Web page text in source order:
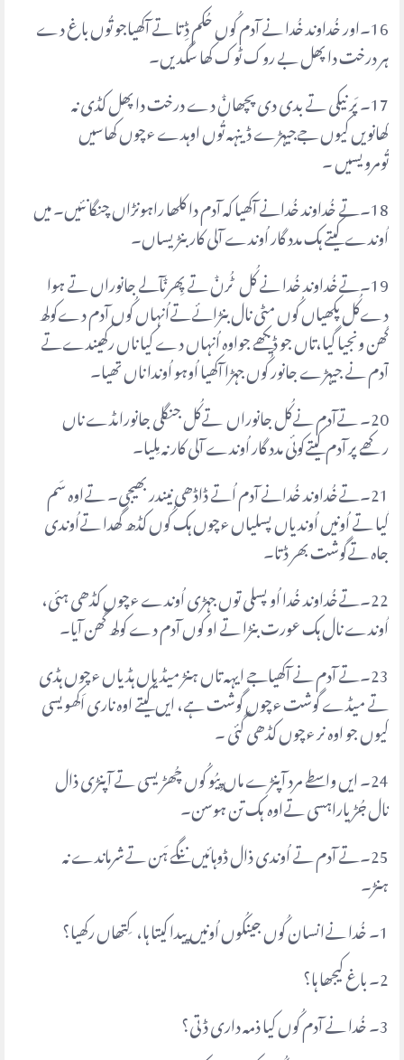
16۔اور خُداوند خُدا نے آدم کُوں حُکم ڈِتا تے آکھیاجو تُوں باغ دے
ہر درخت دا پھل بے روک ٹوک کھا سگدیں۔
17۔ پَر نیکی تے بدی دی پچھاݨ دے درخت دا پھل کڈی نہ
کھانویں کیوں جےجیہڑے ڈینہہ تُوں اوہدے ءچوں کھاسیں
تُومرویسیں ۔
18۔تے خُداوند خُدانے آکھیا کہ آدم دا کلھا راہونڑاں چنگا نئیں۔ میں
اُوندے کیتے ہک مدد گار اُوندے آلی کاربنڑیساں۔
19۔تےخُداوند خُدا نے کُل ٹُرݨ تے پِھرݨآلے جانوراں تے ہوا
دےکُل پکھیاں کُوں مٹی نال بنڑائےتےاُنہاں کُوں آدم دےکولھ
گھن ونجیا گیا،تاں جو ڈیکھے جواوہ اُنہاں دے کیا ناں رکھیندےتے
آدم نے جیہڑے جانور کُوں جہڑا آکھیا اُوہو اُوندا ناں تھیا۔
20۔ تےآدم نےکُل جانوراں تےکُل جنگلی جانوراںڈے ناں
رکھے پر آدم کیتےکوئی مدد گار اُوندے آلی کار نہ مِلیا۔
21۔تےخُداوند خُدانے آدم اُتے ڈاڈھی نیندر بھیجی۔ تےاوہ سَم
گیا تے اُونیں اُوندیاں پسلیاں ءچوں ہک کُوں کڈھ گھدا تےاُوندی
جاہ تےگوشت بھر ڈتا۔
22۔تےخُداوند خُدا اُو پسلی توں جہڑی اُوندے ءچوں کڈھی ہئی،
اُوندے نال ہک عورت بنڑا تے او کوں آدم دے کولھ گھن آیا۔
23۔تے آدم نے آکھیاجے ایہہ تاں ہنڑ میڈیاں ہڈیاں ءچوں ہڈی
تے میڈے گوشت ءچوں گوشت ہے، ایں کیتے اوہ ناری اَکھویسی
کیوں جو اوہ نر ءچوں کڈھی گئی ۔
24۔ ایں واسطے مرد آپنڑے ماں پِیُو کُوں چُھڑیسی تے آپنڑی ذال
نال جُڑیاراہسی تےاوہ ہک تن ہوسن۔
25۔تے آدم تے اُوندی ذال ڈوہائیں ننگے ہَن تےشرماندے نہ
ہنڑ۔
1۔ خُدا نےانسان کُوں جینکُوں اُونیں پیدا کیتا ہا، کِتھاں رکھیا؟
2۔ باغ کیجھا ہا؟
3۔ خُدا نے آدم کُوں کیا ذمہ داری ڈتی؟